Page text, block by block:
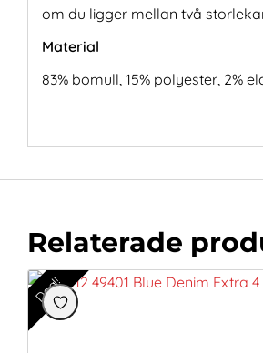
om du ligger mellan två
Material
83% bomull, 15% polyester, 2%
Relaterade
Deal!